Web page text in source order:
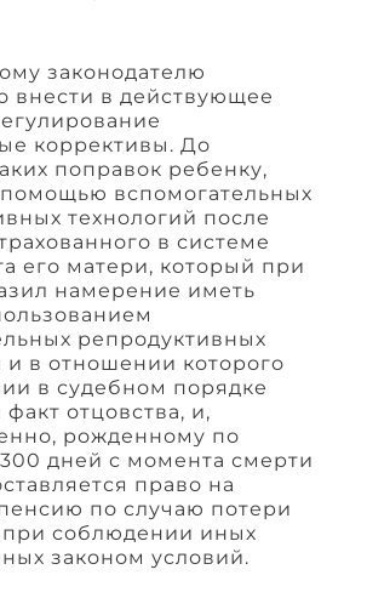
законодателю
внести в действующее
коррективы. До
поправок ребенку,
помощью вспомогательных
технологий после
в системе
его матери, который при
намерение иметь
репродуктивных
и в отношении которого
в судебном порядке
отцовства, и,
рожденному по
дней с момента смерти
право на
по случаю потери
соблюдении иных
законом условий.